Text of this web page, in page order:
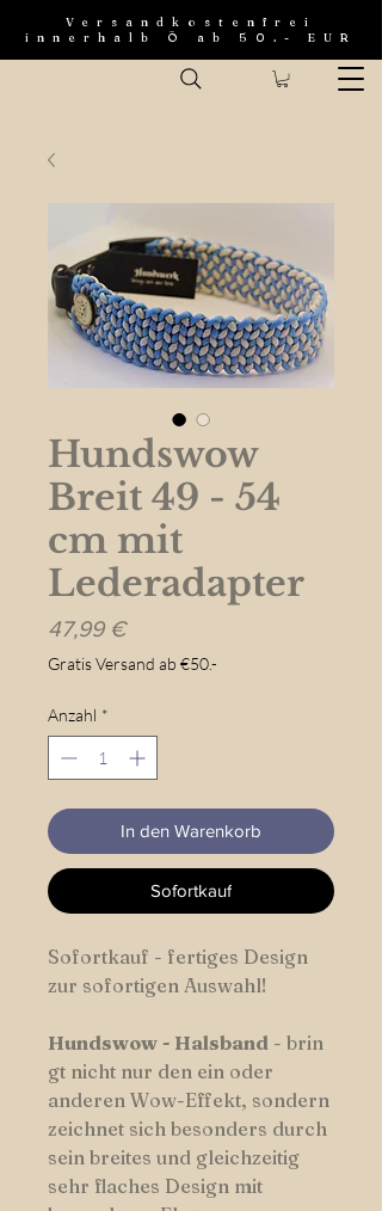
Versandkostenfrei
innerhalb Ö ab 50.- EUR
Hundswow
Breit 49 - 54
cm mit
Lederadapter
47,99 €Preis
Gratis Versand ab €50.-
Anzahl *
In den Warenkorb
Sofortkauf
Sofortkauf - fertiges Design
zur sofortigen Auswahl!
Hundswow - Halsband - brin
gt nicht nur den ein oder
anderen Wow-Effekt, sondern
zeichnet sich besonders durch
sein breites und gleichzeitig
sehr flaches Design mit